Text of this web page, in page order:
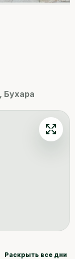
Бухара
Раскрыть все дни